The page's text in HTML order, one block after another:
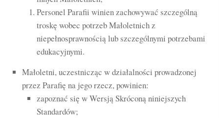
Personel Parafii winien zachowywać szczególną
troskę wobec potrzeb Małoletnich z
niepełnosprawnością lub szczególnymi potrzebami
edukacyjnymi.
Małoletni, uczestnicząc w działalności prowadzonej
przez Parafię na jego rzecz, powinien:
zapoznać się w Wersją Skróconą niniejszych
Standardów;